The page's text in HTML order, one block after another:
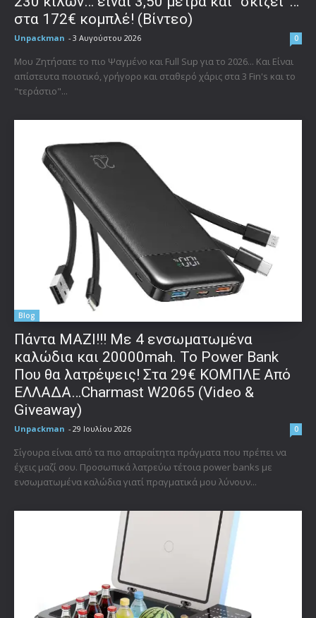
στα 172€ κομπλέ! (Βίντεο)
Unpackman - 3 Αυγούστου 2026 0
Μου Ζητήσατε το πιο Ψαγμένο και Full Sup για το 2026... Και Είναι
απίστευτα ποιοτικό, γρήγορο και σταθερό χάρις στα 3 Fin's και το
"τεράστιο"...
Blog
Πάντα ΜΑΖΙ!!! Με 4 ενσωματωμένα
καλώδια και 20000mah. Το Power Bank
Που θα λατρέψεις! Στα 29€ ΚΟΜΠΛΕ Από
ΕΛΛΑΔΑ…Charmast W2065 (Video &
Giveaway)
Unpackman - 29 Ιουλίου 2026 0
Σίγουρα είναι από τα πιο απαραίτητα πράγματα που πρέπει να
έχεις μαζί σου. Προσωπικά λατρεύω τέτοια power banks με
ενσωματωμένα καλώδια γιατί πραγματικά μου λύνουν...